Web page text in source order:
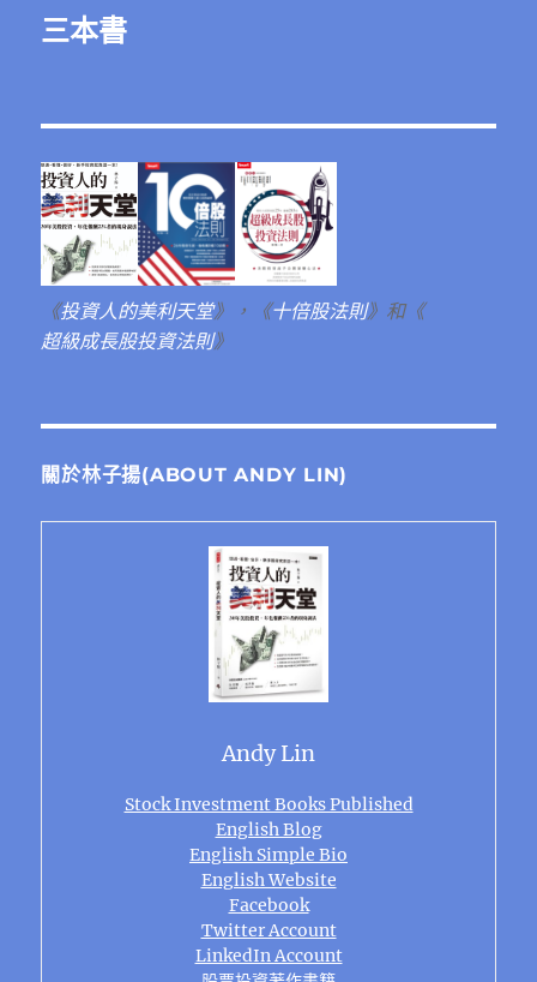
三本書
《投資人的美利天堂》，《十倍股法則》和《
超級成長股投資法則》
關於林子揚(ABOUT ANDY LIN)
Andy Lin
Stock Investment Books Published
English Blog
English Simple Bio
English Website
Facebook
Twitter Account
LinkedIn Account